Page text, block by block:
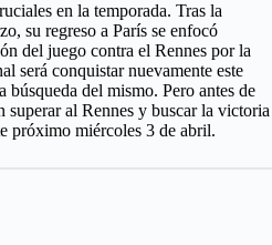
en la temporada. Tras la
su regreso a París se enfocó
del juego contra el Rennes por la
será conquistar nuevamente este
búsqueda del mismo. Pero antes de
superar al Rennes y buscar la victoria
próximo miércoles 3 de abril.